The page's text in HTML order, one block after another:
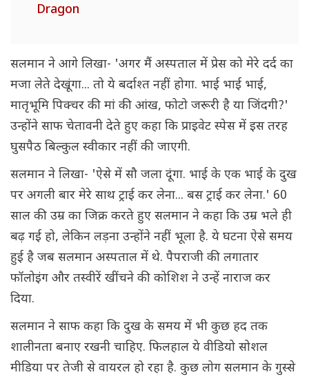
Dragon
सलमान ने आगे लिखा- 'अगर मैं अस्पताल में प्रेस को मेरे दर्द का
मजा लेते देखूंगा... तो ये बर्दाश्त नहीं होगा. भाई भाई भाई,
मातृभूमि पिक्चर की मां की आंख, फोटो जरूरी है या जिंदगी?'
उन्होंने साफ चेतावनी देते हुए कहा कि प्राइवेट स्पेस में इस तरह
घुसपैठ बिल्कुल स्वीकार नहीं की जाएगी.
सलमान ने लिखा- 'ऐसे में सौ जला दूंगा. भाई के एक भाई के दुख
पर अगली बार मेरे साथ ट्राई कर लेना... बस ट्राई कर लेना.' 60
साल की उम्र का जिक्र करते हुए सलमान ने कहा कि उम्र भले ही
बढ़ गई हो, लेकिन लड़ना उन्होंने नहीं भूला है. ये घटना ऐसे समय
हुई है जब सलमान अस्पताल में थे. पैपराजी की लगातार
फॉलोइंग और तस्वीरें खींचने की कोशिश ने उन्हें नाराज कर
दिया.
सलमान ने साफ कहा कि दुख के समय में भी कुछ हद तक
शालीनता बनाए रखनी चाहिए. फिलहाल ये वीडियो सोशल
मीडिया पर तेजी से वायरल हो रहा है. कुछ लोग सलमान के गुस्से